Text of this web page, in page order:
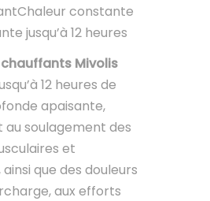
constante
jusqu’à 12 heures
Mivolis
12 heures de
apaisante,
soulagement des
et
que des douleurs
aux efforts